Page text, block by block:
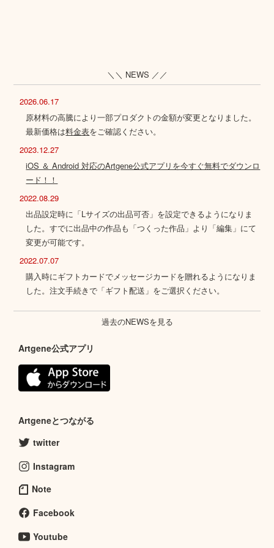
＼＼ NEWS ／／
2026.06.17
原材料の高騰により一部プロダクトの金額が変更となりました。
最新価格は料金表をご確認ください。
2023.12.27
iOS ＆ Android 対応のArtgene公式アプリを今すぐ無料でダウンロ
ード！！
2022.08.29
出品設定時に「Lサイズの出品可否」を設定できるようになりま
した。すでに出品中の作品も「つくった作品」より「編集」にて
変更が可能です。
2022.07.07
購入時にギフトカードでメッセージカードを贈れるようになりま
した。注文手続きで「ギフト配送」をご選択ください。
過去のNEWSを見る
Artgene公式アプリ
Artgeneとつながる
twitter
Instagram
Note
Facebook
Youtube